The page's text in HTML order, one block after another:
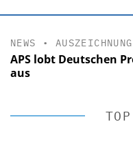
NEWS •
APS lobt Deutschen
aus